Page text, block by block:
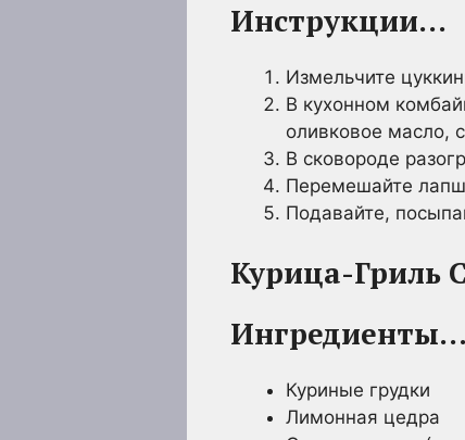
Инструкции…
Измельчите
В кухонном
оливковое масло,
В сковороде
Перемешайте
Подавайте,
Курица-Гриль
Ингредиенты…
Куриные грудки
Лимонная цедра